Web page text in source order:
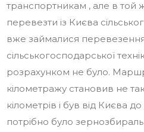
транспортникам , але в той
перевезти із Києва
вже займалися
сільськогосподарської
розрахунком не було.
кілометражу становив не
кілометрів і був від Києва
потрібно було